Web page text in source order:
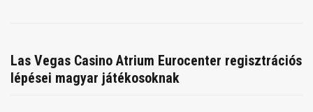
Las Vegas Casino Atrium Eurocenter regisztrációs
lépései magyar játékosoknak